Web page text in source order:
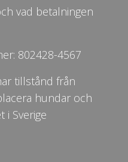
vad betalningen
802428-4567
tillstånd från
hundar och
i Sverige